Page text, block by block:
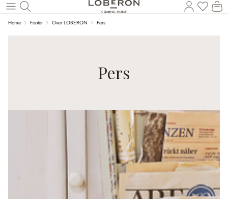
Naar de hoofdinhoud
U
Home Footer Over LOBERON Pers
Pers